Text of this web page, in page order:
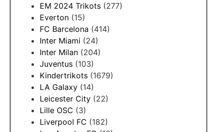
EM 2024 Trikots (277)
Everton (15)
FC Barcelona (414)
Inter Miami (24)
Inter Milan (204)
Juventus (103)
Kindertrikots (1679)
LA Galaxy (14)
Leicester City (22)
Lille OSC (3)
Liverpool FC (182)